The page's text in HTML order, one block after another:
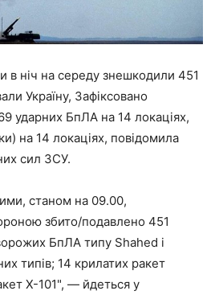
в ніч на середу знешкодили 451
Україну, Зафіксовано
ударних БпЛА на 14 локаціях,
на 14 локаціях, повідомила
сил ЗСУ.
станом на 09.00,
збито/подавлено 451
БпЛА типу Shahed і
типів; 14 крилатих ракет
Х-101", — йдеться у